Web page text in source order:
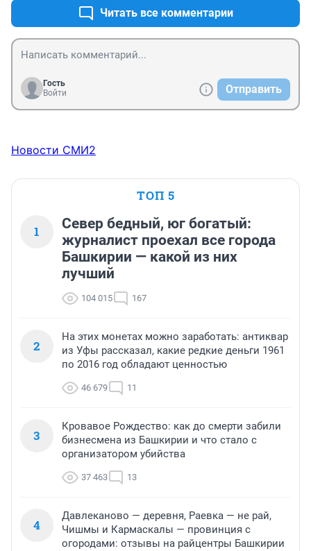
Читать все комментарии
Гость
Войти
Отправить
Новости СМИ2
ТОП 5
1
Север бедный, юг богатый:
журналист проехал все города
Башкирии — какой из них
лучший
104 015 167
2
На этих монетах можно заработать: антиквар
из Уфы рассказал, какие редкие деньги 1961
по 2016 год обладают ценностью
46 679 11
3
Кровавое Рождество: как до смерти забили
бизнесмена из Башкирии и что стало с
организатором убийства
37 463 13
4
Давлеканово — деревня, Раевка — не рай,
Чишмы и Кармаскалы — провинция с
огородами: отзывы на райцентры Башкирии